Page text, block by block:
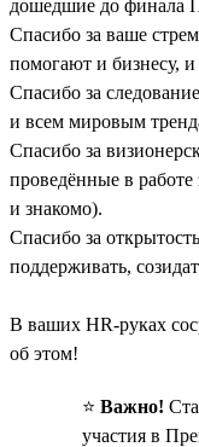
дошедшие до финала
Спасибо за ваше
помогают и бизнесу,
Спасибо за
и всем мировым
Спасибо за
проведённые в работе
и знакомо).
Спасибо за
поддерживать,
В ваших HR-руках
об этом!
⭐️ Важно!
участия в